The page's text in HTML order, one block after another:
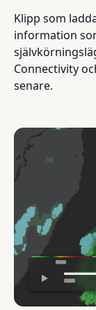
Klipp som
information
Connectivity
senare.